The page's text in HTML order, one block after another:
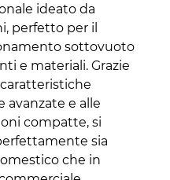
ideato da
perfetto per il
sottovuoto
e materiali. Grazie
avanzate e alle
compatte, si
sia
che in